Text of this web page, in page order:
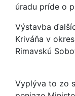
úradu príde o
Výstavba
Kriváňa v
Rimavskú
Vyplýva to zo